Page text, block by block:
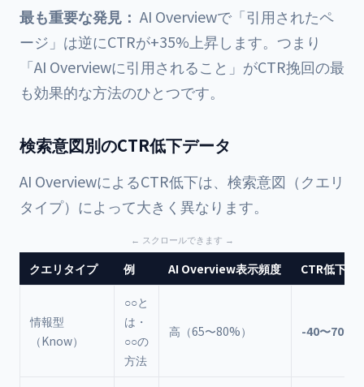
最も重要な発見： AI Overviewで「引用されたペ
ージ」は逆にCTRが+35%上昇します。つまり
「AI Overviewに引用されること」がCTR挽回の最
も効果的な方法のひとつです。
検索意図別のCTR低下データ
AI OverviewによるCTR低下は、検索意図（クエリ
タイプ）によって大きく異なります。
クエリタイプ 例 AI Overview表示頻度 CTR低下率
情報型
（Know）
○○と
は・
○○の
方法
高（65〜80%） -40〜70%